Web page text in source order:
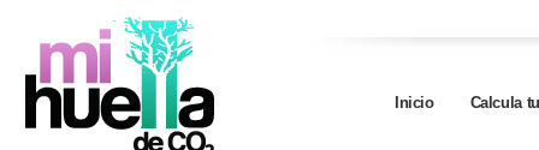
Inicio Calcula